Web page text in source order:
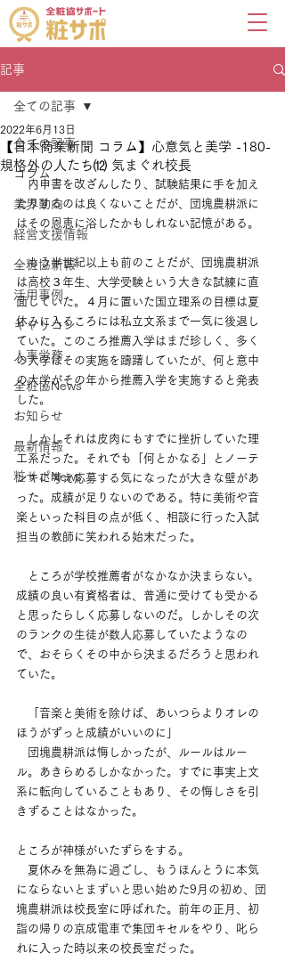
記事
全ての記事
コラム
業界動向
経営支援情報
全粧協新報
活用事例
キャリコン
人事労務
全粧協News
お知らせ
最新情報
粧サポNews
全ての記事
【日本商業新聞 コラム】心意気と美学 -180-
規格外の人たち⑿ 気まぐれ校長
2022年6月13日
内申書を改ざんしたり、試験結果に手を加え
たりするのは良くないことだが、団塊農耕派に
はその恩恵に浴したかもしれない記憶がある。
もう半世紀以上も前のことだが、団塊農耕派
は高校３年生、大学受験という大きな試練に直
面していた。４月に置いた国立理系の目標は夏
休みに入るころには私立文系まで一気に後退し
ていた。このころ推薦入学はまだ珍しく、多く
の大学はその実施を躊躇していたが、何と意中
の大学がその年から推薦入学を実施すると発表
した。
しかしそれは皮肉にもすでに挫折していた理
工系だった。それでも「何とかなる」とノーテ
ンキに考え応募する気になったが大きな壁があ
った。成績が足りないのである。特に美術や音
楽といった科目の点が低く、相談に行った入試
担当の教師に笑われる始末だった。
ところが学校推薦者がなかなか決まらない。
成績の良い有資格者は、普通に受けても受かる
と思ったらしく応募しないのだ。しかしその次
のランクの生徒が数人応募していたようなの
で、おそらくその中から決まるだろうと思われ
ていた。
「音楽と美術を除けば、あいつらよりオレの
ほうがずっと成績がいいのに」
団塊農耕派は悔しかったが、ルールはルー
ル。あきらめるしかなかった。すでに事実上文
系に転向していることもあり、その悔しさを引
きずることはなかった。
ところが神様がいたずらをする。
夏休みを無為に過ごし、もうほんとうに本気
にならないとまずいと思い始めた9月の初め、団
塊農耕派は校長室に呼ばれた。前年の正月、初
詣の帰りの京成電車で集団キセルをやり、叱ら
れに入った時以来の校長室だった。